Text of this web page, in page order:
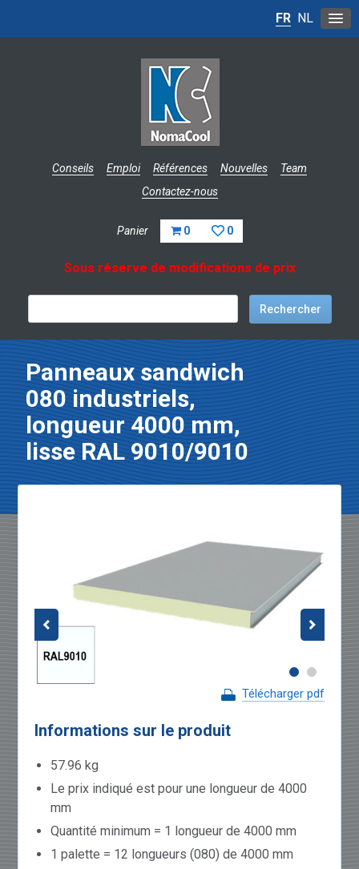
Conseils Emploi Références Nouvelles
Team
Contactez-nous
Panier 0 0
FR NL
Sous réserve de modifications de prix
Panneaux sandwich
080 industriels,
longueur 4000 mm,
lisse RAL 9010/9010
Télécharger pdf
Informations sur le produit
57.96 kg
Le prix indiqué est pour une longueur de 4000
mm
Quantité minimum = 1 longueur de 4000 mm
1 palette = 12 longueurs (080) de 4000 mm